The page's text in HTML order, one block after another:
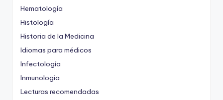
Hematología
Histología
Historia de la Medicina
Idiomas para médicos
Infectología
Inmunología
Lecturas recomendadas